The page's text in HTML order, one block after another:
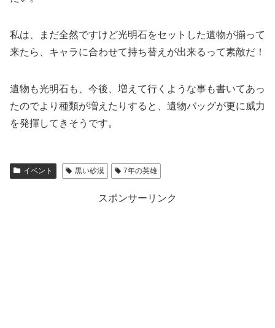
私は、まだ全然ですけど光明石をセットした遺物が揃って
来たら、キャラに合わせて持ち替えが出来るって素敵だ！
遺物も光明石も、今後、増えて行くような事も書いてあっ
たのでより種類が増えたりすると、遺物バッグが更に威力
を発揮してきそうです。
イベント 黒い砂漠 7年の英雄
スポンサーリンク